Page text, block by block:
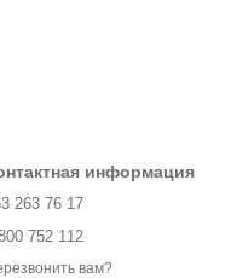
информация
263 76 17
752 112
вам?